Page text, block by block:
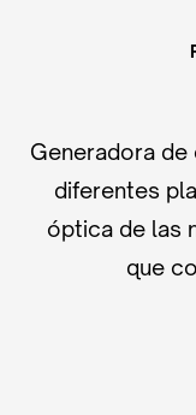
Generadora
diferentes
óptica de las
que